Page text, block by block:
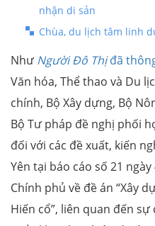
nhận di sản
Chùa, du lịch tâm linh
Như Người Đô Thịđã
Văn hóa, Thể thao và Du
chính, Bộ Xây dựng, Bộ
Bộ Tư pháp đề nghị phối
đối với các đề xuất, kiến
Yên tại báo cáo số 21
Chính phủ về đề án “Xây
Hiến cổ”, liên quan đến